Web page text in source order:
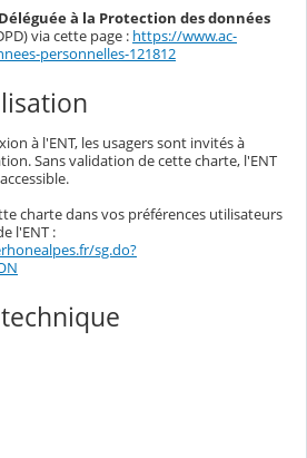
Déléguée à la Protection des données
via cette page : https://www.ac-
personnelles-121812
à l'ENT, les usagers sont invités à
Sans validation de cette charte, l'ENT
charte dans vos préférences utilisateurs
l'ENT :
sg.do?